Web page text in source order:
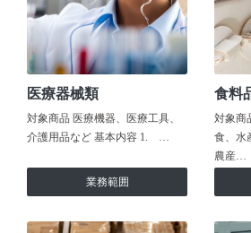
医療器械類
対象商品 医療機器、医療工具、
介護用品など 基本内容 1. …
業務範囲
食料
対象商
食、水
農産…